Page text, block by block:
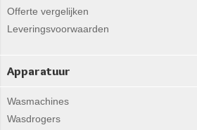
Offerte vergelijken
Leveringsvoorwaarden
Apparatuur
Wasmachines
Wasdrogers